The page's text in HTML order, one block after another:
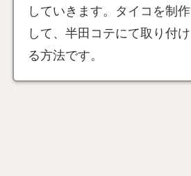
していきます。タイコを制作
して、半田コテにて取り付け
る方法です。